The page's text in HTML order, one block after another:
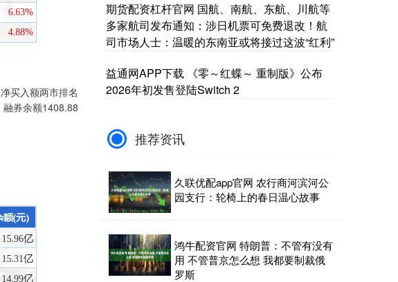
买入额两市排名
券余额1408.88
期货配资杠杆官网 国航、南航、东航、川航等
多家航司发布通知：涉日机票可免费退改！航
司市场人士：温暖的东南亚或将接过这波“红利”
益通网APP下载 《零～红蝶～ 重制版》公布
2026年初发售登陆Switch 2
推荐资讯
久联优配app官网 农行商河滨河公
园支行：轮椅上的春日温心故事
鸿牛配资官网 特朗普：不管有没有
用 不管普京怎么想 我都要制裁俄
罗斯